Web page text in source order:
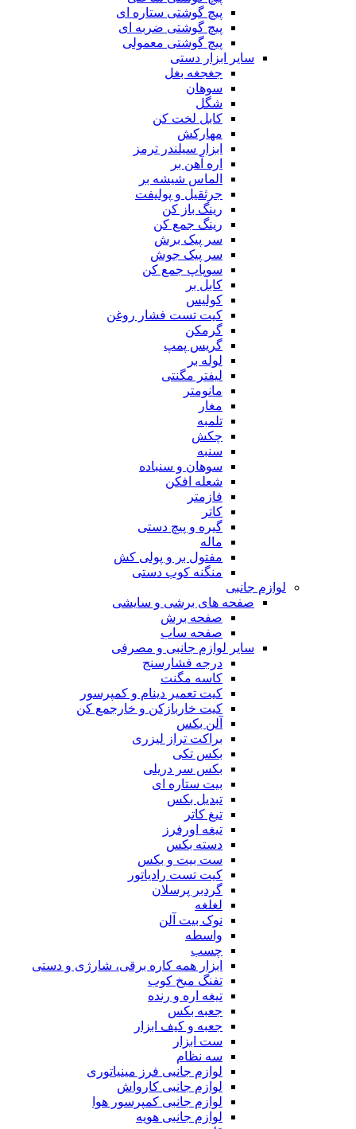
پیچ گوشتی ستاره ای
پیچ گوشتی ضربه ای
پیچ گوشتی معمولی
سایر ابزار دستی
جغجغه بغل
سوهان
شگل
کابل لخت کن
مهارکش
ابزار سیلندر ترمز
اره آهن بر
الماس شیشه بر
جرثقیل و پولیفت
رینگ باز کن
رینگ جمع کن
سر پیک برش
سر پیک جوش
سوپاپ جمع کن
کابل بر
کولیس
کیت تست فشار روغن
گرمکن
گریس پمپ
لوله بر
لیفتر مگنتی
مانومتر
مغار
تلمبه
چکش
سنبه
سوهان و سنباده
شعله افکن
فازمتر
کاتر
گیره و پیچ دستی
ماله
مفتول بر و پولی کش
منگنه کوب دستی
لوازم جانبی
صفحه های برشی و سایشی
صفحه برش
صفحه ساب
سایر لوازم جانبی و مصرفی
درجه فشارسنج
کاسه مگنت
کیت تعمیر دینام و کمپرسور
کیت خاربازکن و خارجمع کن
آلن بکس
براکت تراز لیزری
بکس تکی
بکس سر دریلی
بیت ستاره ای
تبدیل بکس
تیغ کاتر
تیغه اورفرز
دسته بکس
ست بیت و بکس
کیت تست رادیاتور
گردبر پرسلان
لغلغه
نوک بیت آلن
واسطه
چسب
ابزار همه کاره برقی، شارژی و دستی
تفنگ میخ کوب
تیغه اره و رنده
جعبه بکس
جعبه و کیف ابزار
ست ابزار
سه نظام
لوازم جانبی فرز مینیاتوری
لوازم جانبی کارواش
لوازم جانبی کمپرسور هوا
لوازم جانبی هویه